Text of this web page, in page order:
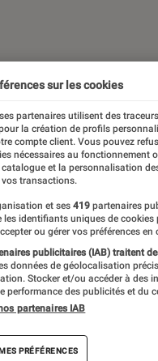
sur les cookies
partenaires utilisent des
la création de profils
compte client. Vous pouvez
nécessaires au fonctionnement
et la personnalisation
vos transactions.
et ses 419 partenaires
les identifiants uniques de
ou gérer vos préférences
publicitaires (IAB) traitent
données de géolocalisation
Stocker et/ou accéder à des
performance des publicités et du
partenaires IAB
PRÉFÉRENCES